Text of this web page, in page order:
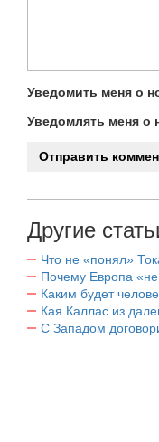
Уведомить меня о
Уведомлять меня о
Другие
Что не «понял»
Почему Европа «не
Каким будет
Кая Каллас из
С Западом